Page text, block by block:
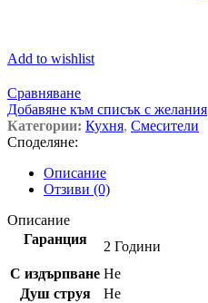
Add to wishlist
Сравняване
Добавяне към списък с желания
Категории: Кухня, Смесители
Споделяне:
Описание
Отзиви (0)
Описание
Гаранция
2 Години
С издърпване Не
Душ струя
Не